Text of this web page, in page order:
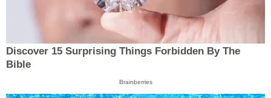
Discover 15 Surprising Things Forbidden By The
Bible
Brainberries